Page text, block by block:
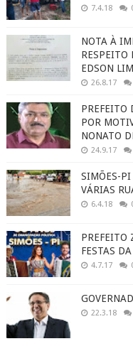
7.4.18
NOTA À
RESPEITO
EDSON
26.8.17
PREFEITO
POR
NONATO
24.9.17
SIMÕES-
VÁRIAS
6.4.18
PREFEITO
FESTAS
4.7.17
22.3.18